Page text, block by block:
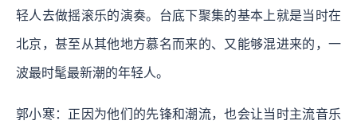
轻人去做摇滚乐的演奏。台底下聚集的基本上就是当时在
北京，甚至从其他地方慕名而来的、又能够混进来的，一
波最时髦最新潮的年轻人。
郭小寒：正因为他们的先锋和潮流，也会让当时主流音乐